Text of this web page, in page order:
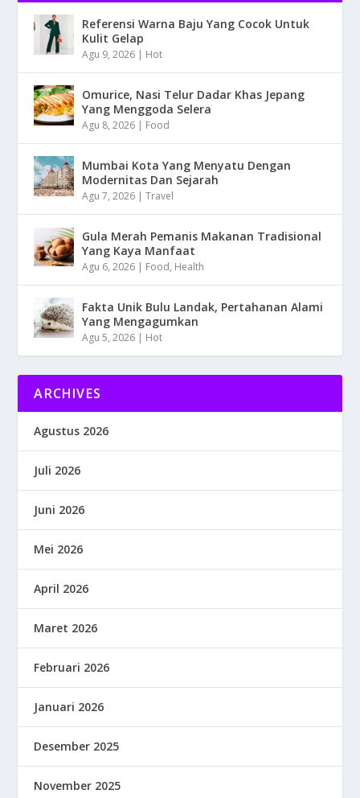
Referensi Warna Baju Yang Cocok Untuk
Kulit Gelap
Agu 9, 2026 | Hot
Omurice, Nasi Telur Dadar Khas Jepang
Yang Menggoda Selera
Agu 8, 2026 | Food
Mumbai Kota Yang Menyatu Dengan
Modernitas Dan Sejarah
Agu 7, 2026 |Travel
Gula Merah Pemanis Makanan Tradisional
Yang Kaya Manfaat
Agu 6, 2026 | Food, Health
Fakta Unik Bulu Landak, Pertahanan Alami
Yang Mengagumkan
Agu 5, 2026 | Hot
ARCHIVES
Agustus 2026
Juli 2026
Juni 2026
Mei 2026
April 2026
Maret 2026
Februari 2026
Januari 2026
Desember 2025
November 2025